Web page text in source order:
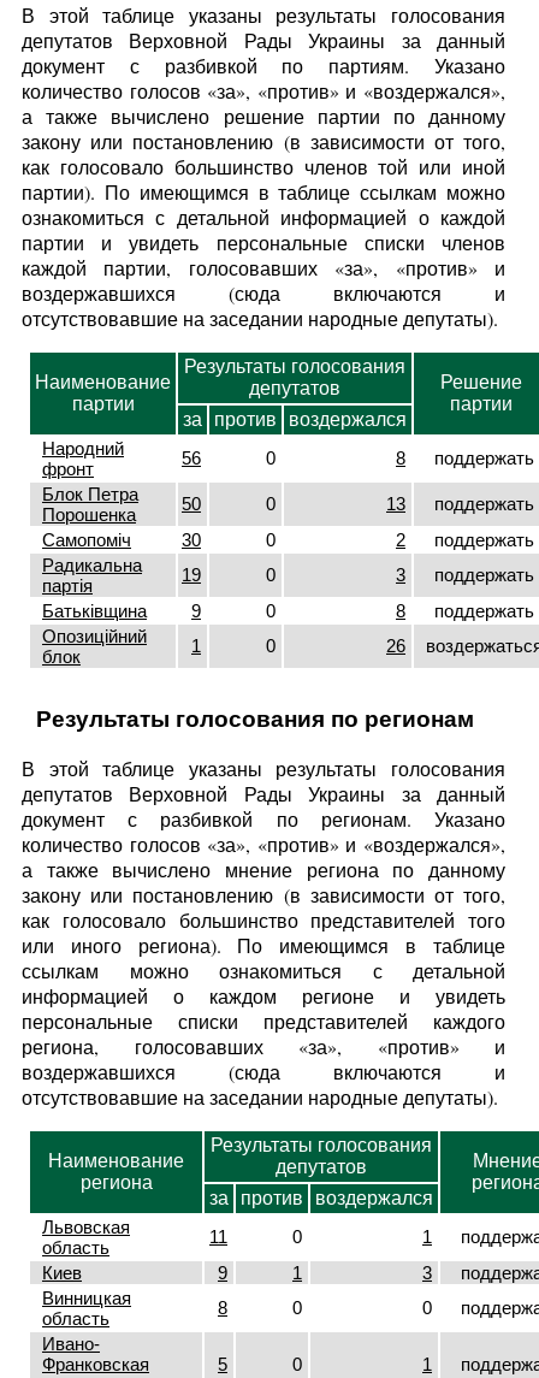
В этой таблице указаны результаты голосования
депутатов Верховной Рады Украины за данный
документ с разбивкой по партиям. Указано
количество голосов «за», «против» и «воздержался»,
а также вычислено решение партии по данному
закону или постановлению (в зависимости от того,
как голосовало большинство членов той или иной
партии). По имеющимся в таблице ссылкам можно
ознакомиться с детальной информацией о каждой
партии и увидеть персональные списки членов
каждой партии, голосовавших «за», «против» и
воздержавшихся (сюда включаются и
отсутствовавшие на заседании народные депутаты).
Наименование
партии
Результаты голосования
депутатов
Решение
партии
за против
воздержался
Народний
фронт
56 0 8
поддержать
Блок Петра
Порошенка
50 0 13
поддержать
Самопоміч
30 0 2
поддержать
Радикальна
партія
19 0 3
поддержать
Батьківщина
9 0 8
поддержать
Опозиційний
блок
1 0 26
Результаты голосования по регионам
В этой таблице указаны результаты голосования
депутатов Верховной Рады Украины за данный
документ с разбивкой по регионам. Указано
количество голосов «за», «против» и «воздержался»,
а также вычислено мнение региона по данному
закону или постановлению (в зависимости от того,
как голосовало большинство представителей того
или иного региона). По имеющимся в таблице
ссылкам можно ознакомиться с детальной
информацией о каждом регионе и увидеть
персональные списки представителей каждого
региона, голосовавших «за», «против» и
воздержавшихся (сюда включаются и
отсутствовавшие на заседании народные депутаты).
Наименование
региона
Результаты голосования
депутатов
за против
воздержался
Львовская
область
11 0 1
Киев
9 1 3
Винницкая
область
8 0 0
Ивано-
Франковская
5 0 1